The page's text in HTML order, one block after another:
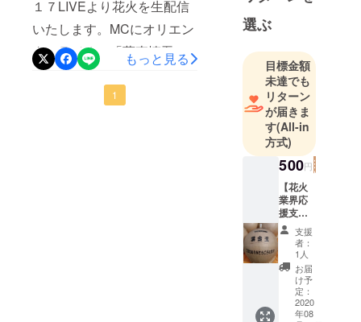
１７LIVEより花火を生配信
いたします。MCにオリエン
タルラジオの「藤森慎吾さ
ん」ゲストに人気１７ライ
バー「MELさん」「会長さ
もっと見る
1
選ぶ
目標金額
未達でも
リターン
が届きま
す(All-in
方式)
500円
【花火
業界応
援支援
金】 お
礼の
メール
をリ
ターン
とさせ
て頂け
ます。
支援
者：
1人
お届
け予
定：
2020
年08